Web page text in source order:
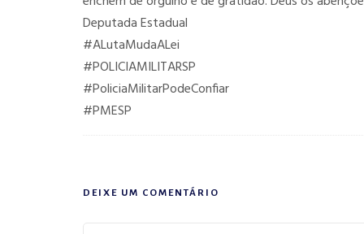
Deputada Estadual
#ALutaMudaALei
#POLICIAMILITARSP
#PoliciaMilitarPodeConfiar
#PMESP
DEIXE UM COMENTÁRIO